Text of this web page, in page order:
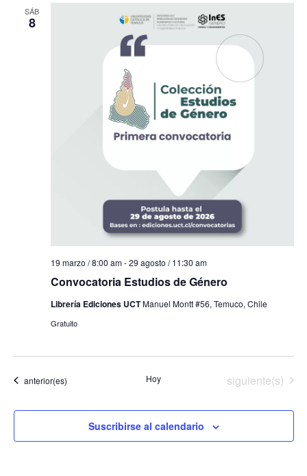
SÁB
8
Convocatoria Estudios de Género
19 marzo / 8:00 am-29 agosto / 11:30 am
Librería Ediciones UCTManuel Montt #56, Temuco, Chile
Gratuito
Eventos
anterior(es) Hoy Eventos
siguiente(s)
Suscribirse al calendario